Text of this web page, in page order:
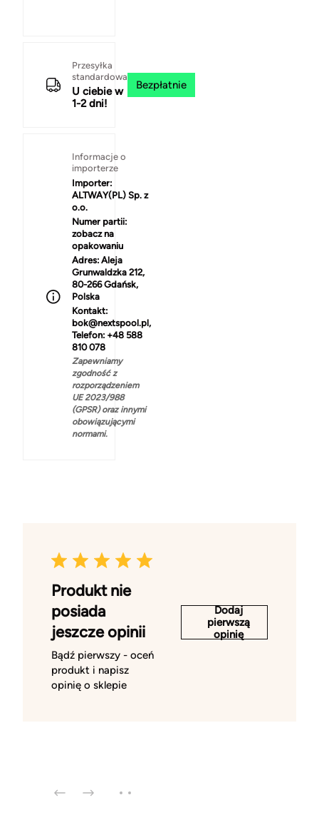
Przesyłka
standardowa
U ciebie w
1-2 dni!
Bezpłatnie
Informacje o
importerze
Importer:
ALTWAY(PL) Sp. z
o.o.
Numer partii:
zobacz na
opakowaniu
Adres: Aleja
Grunwaldzka 212,
80-266 Gdańsk,
Polska
Kontakt:
bok@nextspool.pl,
Telefon: +48 588
810 078
Zapewniamy
zgodność z
rozporządzeniem
UE 2023/988
(GPSR) oraz innymi
obowiązującymi
normami.
Produkt nie
posiada
jeszcze opinii
Bądź pierwszy - oceń
produkt i napisz
opinię o sklepie
Dodaj
pierwszą
opinię